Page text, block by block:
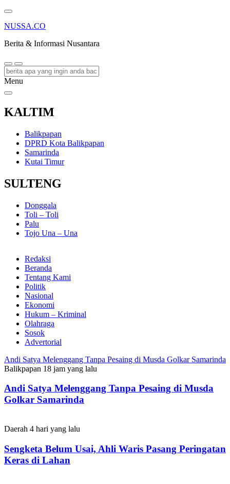
NUSSA.CO
Berita & Informasi Nusantara
Menu
KALTIM
Balikpapan
DPRD Kota Balikpapan
Samarinda
Kutai Timur
SULTENG
Donggala
Toli – Toli
Palu
Tojo Una – Una
Redaksi
Beranda
Tentang Kami
Politik
Nasional
Ekonomi
Hukum – Kriminal
Olahraga
Sosok
Advertorial
Andi Satya Melenggang Tanpa Pesaing di Musda Golkar Samarinda
Balikpapan 18 jam yang lalu
Andi Satya Melenggang Tanpa Pesaing di Musda
Golkar Samarinda
Daerah 4 hari yang lalu
Sengketa Belum Usai, Ahli Waris Pasang Peringatan
Keras di Lahan